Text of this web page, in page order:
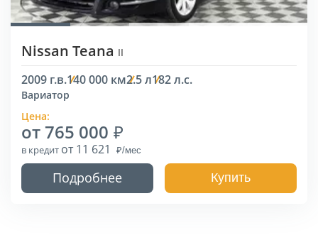
Nissan Teana II
2009 г.в.140 000 км2.5 л182 л.с.
Вариатор
Цена:
от 765 000
в кредит от 11 621
Подробнее Купить